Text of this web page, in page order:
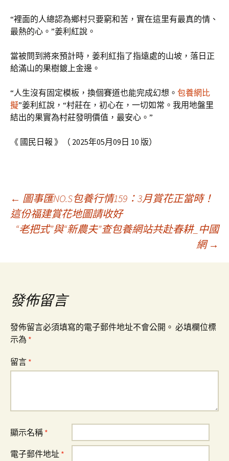
“裡面的人總認為鄉村只要窮和苦，實在這里有最真的情、
最熱的心。”姜利紅說。
當被問到將來預計時，姜利紅指了指遠處的山坡，落日正
給滿山的果樹鍍上金邊。
“人生沒有固定模板，換個賽道也能完成幻想。 包養網比
擬”姜利紅說，“村莊在，初心在，一切如常。我用地盤里
結出的果實為村莊發明價值，最安心。”
《 國民日報 》（ 2025年05月09日 10 版）
文
章
導
覽
← 圖事匯NO.S包養行情159：3月賞花正當時！
這份福建賞花地圖請收好
“老把式”與“新農夫”查包養網站共赴春耕_中國
網 →
發佈留言
發佈留言必須填寫的電子郵件地址不會公開。 必填欄位標
示為 *
留言 *
顯示名稱 *
電子郵件地址 *